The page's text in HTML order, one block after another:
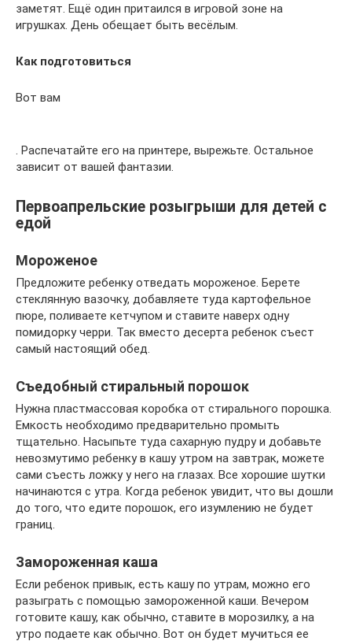
заметят. Ещё один притаился в игровой зоне на
игрушках. День обещает быть весёлым.
Как подготовиться
Вот вам
. Распечатайте его на принтере, вырежьте. Остальное
зависит от вашей фантазии.
Первоапрельские розыгрыши для детей с
едой
Мороженое
Предложите ребенку отведать мороженое. Берете
стеклянную вазочку, добавляете туда картофельное
пюре, поливаете кетчупом и ставите наверх одну
помидорку черри. Так вместо десерта ребенок съест
самый настоящий обед.
Съедобный стиральный порошок
Нужна пластмассовая коробка от стирального порошка.
Емкость необходимо предварительно промыть
тщательно. Насыпьте туда сахарную пудру и добавьте
невозмутимо ребенку в кашу утром на завтрак, можете
сами съесть ложку у него на глазах. Все хорошие шутки
начинаются с утра. Когда ребенок увидит, что вы дошли
до того, что едите порошок, его изумлению не будет
границ.
Замороженная каша
Если ребенок привык, есть кашу по утрам, можно его
разыграть с помощью замороженной каши. Вечером
готовите кашу, как обычно, ставите в морозилку, а на
утро подаете как обычно. Вот он будет мучиться ее